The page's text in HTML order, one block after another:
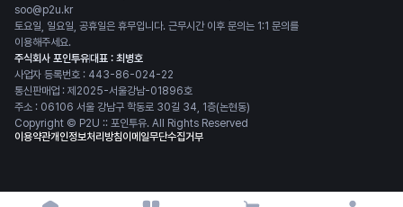
soo@p2u.kr
토요일, 일요일, 공휴일은 휴무입니다. 근무시간 이후 문의는 1:1 문의를
이용해주세요.
주식회사 포인투유대표 : 최병호
사업자 등록번호 : 443-86-024-22
통신판매업 : 제2025-서울강남-01896호
주소 : 06106 서울 강남구 학동로 30길 34, 1층(논현동)
Copyright © P2U :: 포인투유. All Rights Reserved
이용약관개인정보처리방침이메일무단수집거부